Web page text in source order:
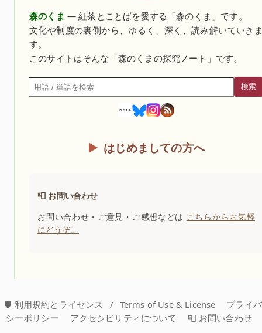
森のくま — 紅茶とことばを愛する「森のくま」です。
文化や制度の裏側から、ゆるく、深く、読み解いていき
す。
このサイトはそんな「森のくまの探究ノート」です。
検索
検索
はじめましての方へ
📮 お問い合わせ
お問い合わせ・ご意見・ご感想などは こちらからお気軽
にどうぞ。
🛡️ 利用規約とライセンス / Terms of Use & License
プライバ
シーポリシー
アクセシビリティについて 📮 お問い合わせ